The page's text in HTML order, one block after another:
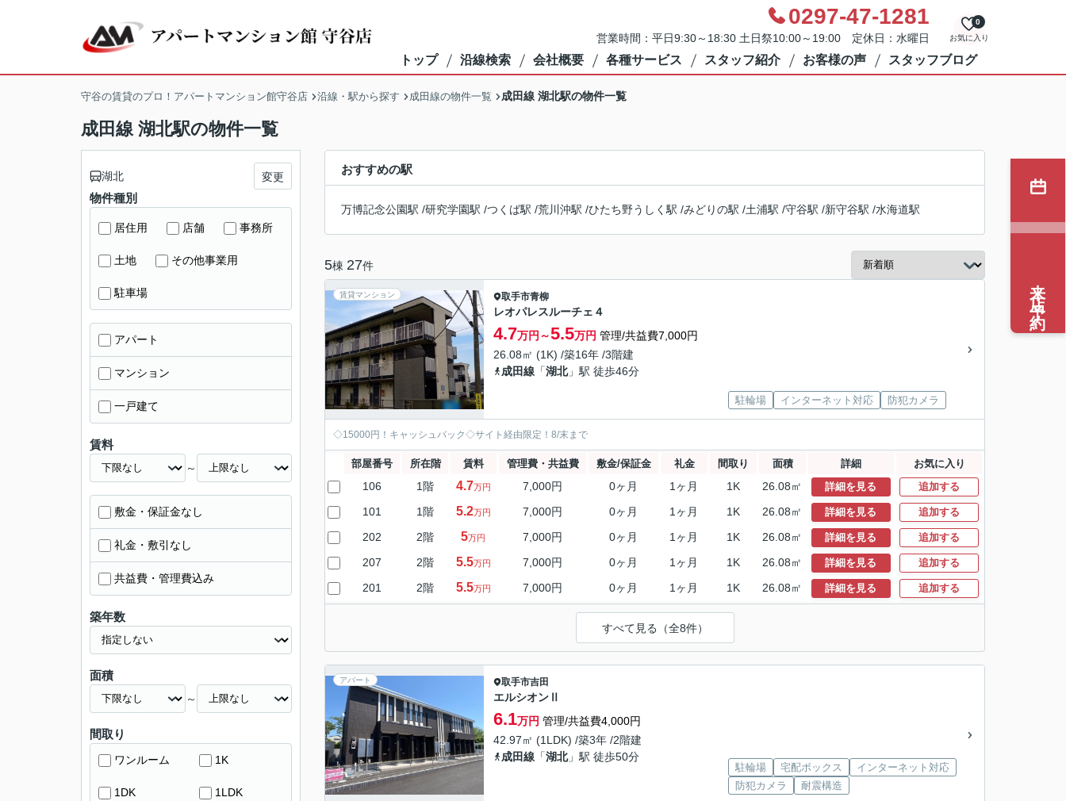
0297-47-1281
営業時間：平日9:30～18:30 土日祭10:00～19:00 定休日：水曜日 お気に入り
0
トップ 沿線検索 会社概要 各種サービス スタッフ紹介 お客様の声 スタッフブログ
守谷の賃貸のプロ！アパートマンション館守谷店 沿線・駅から探す 成田線の物件一覧 成田線 湖北駅の物件一覧
成田線 湖北駅の物件一覧
おすすめの駅
万博記念公園駅 /研究学園駅 /つくば駅 /荒川沖駅 /ひたち野うしく駅 /みどりの駅 /土浦駅 /守谷駅 /新守谷駅 /水海道駅
5棟 27件
賃貸マンション 取手市青柳
レオパレスルーチェ４
4.7万円～5.5万円 管理/共益費7,000円
26.08㎡ (1K) /築16年 /3階建
成田線 「湖北」駅 徒歩46分
駐輪場 インターネット対応 防犯カメラ
◇15000円！キャッシュバック◇サイト経由限定！8/末まで
部屋番号 所在階 賃料 管理費・共益費 敷金/保証金 礼金 間取り 面積 詳細 お気に入り
106 1階 4.7万円 7,000円 0ヶ月 1ヶ月 1K 26.08㎡ 詳細を見る 追加する
101 1階 5.2万円 7,000円 0ヶ月 1ヶ月 1K 26.08㎡ 詳細を見る 追加する
202 2階 5万円 7,000円 0ヶ月 1ヶ月 1K 26.08㎡ 詳細を見る 追加する
207 2階 5.5万円 7,000円 0ヶ月 1ヶ月 1K 26.08㎡ 詳細を見る 追加する
201 2階 5.5万円 7,000円 0ヶ月 1ヶ月 1K 26.08㎡ 詳細を見る 追加する
すべて見る（全8件）
アパート 取手市吉田
エルシオンⅡ
6.1万円 管理/共益費4,000円
42.97㎡ (1LDK) /築3年 /2階建
成田線 「湖北」駅 徒歩50分
駐輪場 宅配ボックス
インターネット対応
防犯カメラ
耐震構造
湖北 変更
物件種別
居住用 店舗 事務所
土地 その他事業用
駐車場
アパート
マンション
一戸建て
賃料
～
敷金・保証金なし
礼金・敷引なし
共益費・管理費込み
築年数
面積
～
間取り
ワンルーム 1K
1DK 1LDK
来店予約